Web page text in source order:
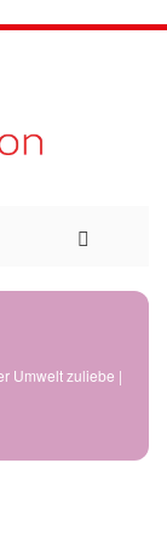
Umwelt zuliebe |